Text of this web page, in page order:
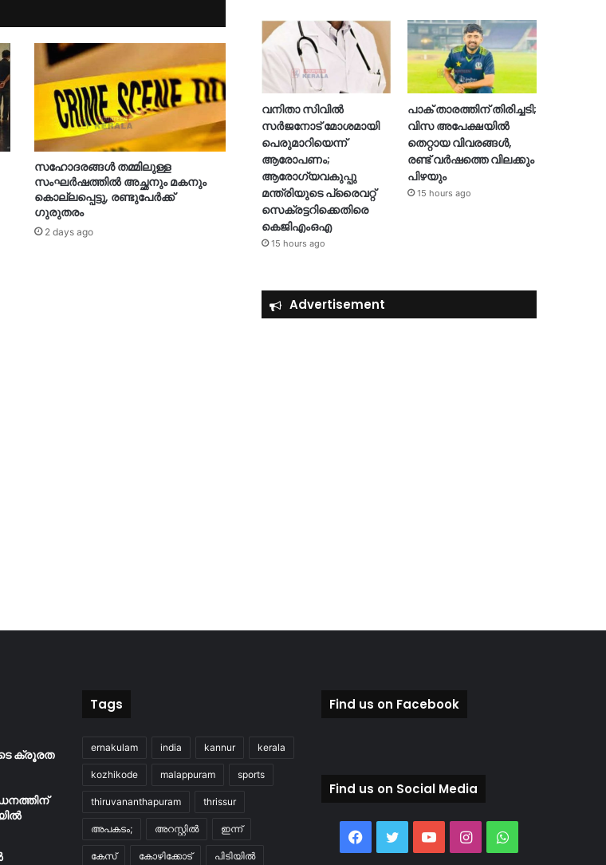
സഹോദരങ്ങൾ തമ്മിലുള്ള
സംഘർഷത്തിൽ അച്ഛനും മകനും
കൊല്ലപ്പെട്ടു, രണ്ടുപേർക്ക്
ഗുരുതരം
2 days ago
വനിതാ സിവിൽ
സർജനോട് മോശമായി
പെരുമാറിയെന്ന്
ആരോപണം;
ആരോഗ്യവകുപ്പു
മന്ത്രിയുടെ പ്രൈവറ്റ്
സെക്രട്ടറിക്കെതിരെ
കെജിഎംഒഎ
15 hours ago
പാക് താരത്തിന് തിരിച്ചടി;
വിസ അപേക്ഷയിൽ
തെറ്റായ വിവരങ്ങൾ,
രണ്ട് വർഷത്തെ വിലക്കും
പിഴയും
15 hours ago
Advertisement
ക്രൂരത
Tags
ernakulam india kannur kerala
kozhikode malappuram sports
thiruvananthapuram thrissur
അപകടം; അറസ്റ്റിൽ ഇന്ന്
കേസ് കോഴിക്കോട് പിടിയിൽ
Find us on Facebook
Find us on Social Media
Facebook
TwitterYouTubeInstagramWhatsApp